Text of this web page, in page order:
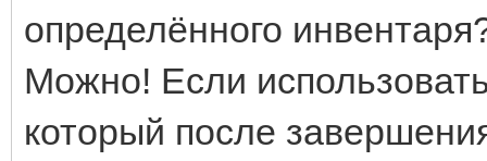
определённого
Можно! Если
который после